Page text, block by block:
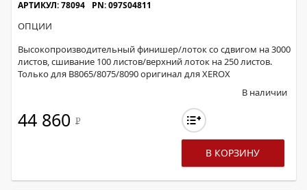
АРТИКУЛ: 78094 PN: 097S04811
ОПЦИИ
Высокопроизводительный финишер/лоток со сдвигом на 3000
листов, сшивание 100 листов/верхний лоток на 250 листов.
Только для B8065/8075/8090 оригинал для XEROX
В наличии
44 860 Р
В КОРЗИНУ